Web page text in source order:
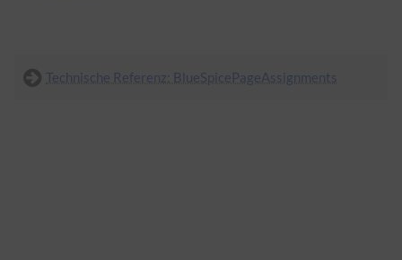
Technische Referenz: BlueSpicePageAssignments